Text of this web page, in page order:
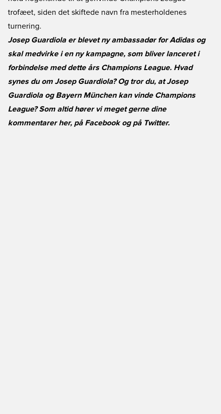
trofæet, siden det skiftede navn fra mesterholdenes
turnering.
Josep Guardiola er blevet ny ambassadør for Adidas og
skal medvirke i en ny kampagne, som bliver lanceret i
forbindelse med dette års Champions League. Hvad
synes du om Josep Guardiola? Og tror du, at Josep
Guardiola og Bayern München kan vinde Champions
League? Som altid hører vi meget gerne dine
kommentarer her, på Facebookog på Twitter.